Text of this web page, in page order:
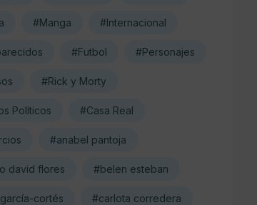
#Manga #Internacional
#Futbol #Personajes
#Rick y Morty
Políticos #Casa Real
#anabel pantoja
david flores #belen esteban
cortés #carlota corredera